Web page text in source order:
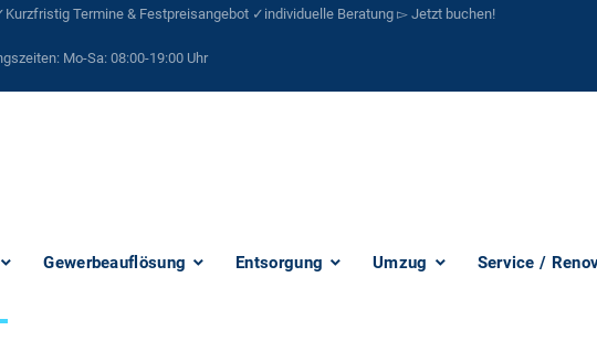
Termine & Festpreisangebot ✓individuelle Beratung ▻ Jetzt buchen!
Mo-Sa: 08:00-19:00 Uhr
Gewerbeauflösung Entsorgung Umzug Service /